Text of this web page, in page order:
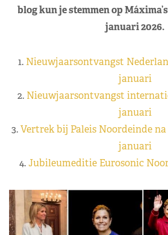
blog kun je stemmen op
januari 2026.
1. Nieuwjaarsontvangst
januari
2. Nieuwjaarsontvangst
januari
3.Vertrek bij Paleis Noordeinde
januari
4.Jubileumeditie Eurosonic